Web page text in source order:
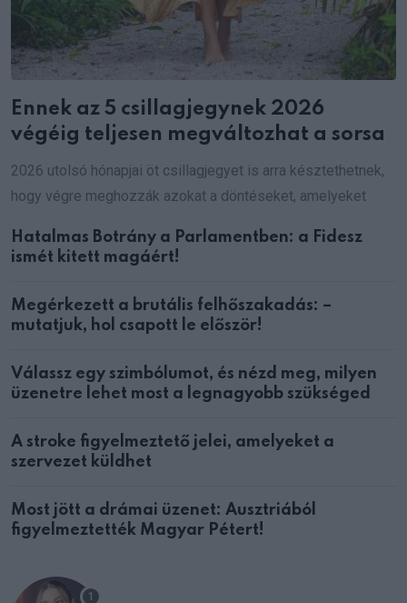
Ennek az 5 csillagjegynek 2026
végéig teljesen megváltozhat a sorsa
2026 utolsó hónapjai öt csillagjegyet is arra késztethetnek,
hogy végre meghozzák azokat a döntéseket, amelyeket
Hatalmas Botrány a Parlamentben: a Fidesz
ismét kitett magáért!
Megérkezett a brutális felhőszakadás: –
mutatjuk, hol csapott le először!
Válassz egy szimbólumot, és nézd meg, milyen
üzenetre lehet most a legnagyobb szükséged
A stroke figyelmeztető jelei, amelyeket a
szervezet küldhet
Most jött a drámai üzenet: Ausztriából
figyelmeztették Magyar Pétert!